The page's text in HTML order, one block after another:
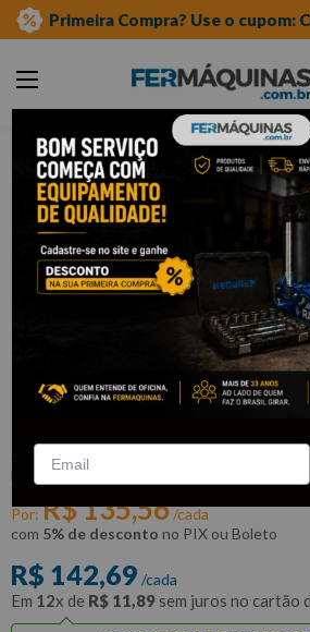
Primeira Compra? Use o cupom:
ferramentas manuais
ferramentas magnéticas
pegador
Chave Flexível c/ Ponta
- 212418 KING TONY
212418
KING TONY
Por: R$135,56/cada
com 5% de desconto no PIX ou Boleto
R$ 142,69 /cada
Em 12x de R$ 11,89 sem juros no cartão